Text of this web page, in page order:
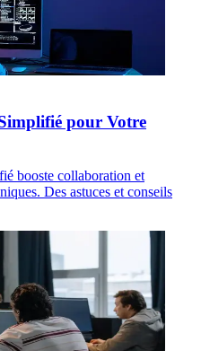
pour Votre
booste collaboration et
Des astuces et conseils